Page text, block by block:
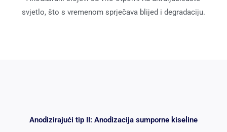
svjetlo, što s vremenom sprječava blijed i degradaciju.
Anodizirajući tip II: Anodizacija sumporne kiseline